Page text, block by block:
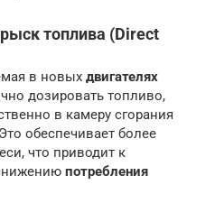
топлива (Direct
в новых двигателях
дозировать топливо,
в камеру сгорания
обеспечивает более
что приводит к
потребления